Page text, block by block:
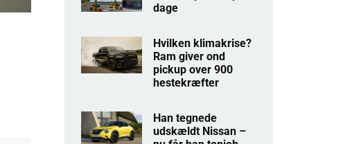
dage
Hvilken klimakrise?
Ram giver ond
pickup over 900
hestekræfter
Han tegnede
udskældt Nissan –